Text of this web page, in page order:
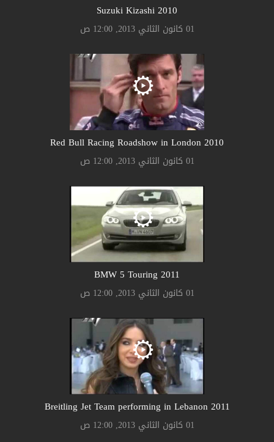
Suzuki Kizashi 2010
01 كانون الثاني 2013, 12:00 ص
2010 Red Bull Racing Roadshow in London
01 كانون الثاني 2013, 12:00 ص
2011 BMW 5 Touring
01 كانون الثاني 2013, 12:00 ص
2011 Breitling Jet Team performing in Lebanon
01 كانون الثاني 2013, 12:00 ص